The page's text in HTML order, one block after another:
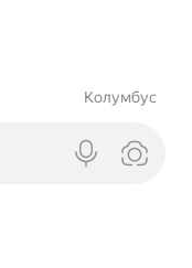
Колумбус